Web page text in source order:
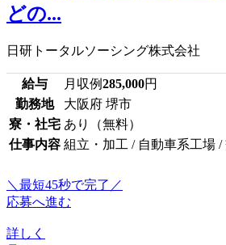
どの...
日研トータルソーシング株式会社
給与 月収例285,000円
勤務地
大阪府 堺市
寮・社宅 あり（無料）
仕事内容 組立・加工 / 自動車系工場 /
＼最短45秒で完了／
応募へ進む
詳しく